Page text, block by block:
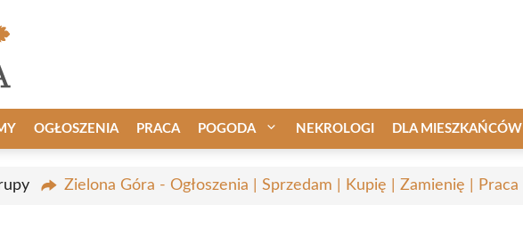
OGŁOSZENIA PRACA POGODA NEKROLOGI DLA MIESZKAŃCÓW
Zielona Góra - Ogłoszenia | Sprzedam | Kupię | Zamienię | Praca